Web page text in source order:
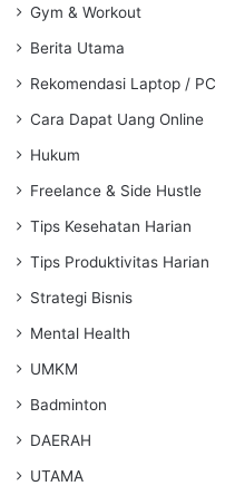
Gym & Workout
Berita Utama
Rekomendasi Laptop / PC
Cara Dapat Uang Online
Hukum
Freelance & Side Hustle
Tips Kesehatan Harian
Tips Produktivitas Harian
Strategi Bisnis
Mental Health
UMKM
Badminton
DAERAH
UTAMA